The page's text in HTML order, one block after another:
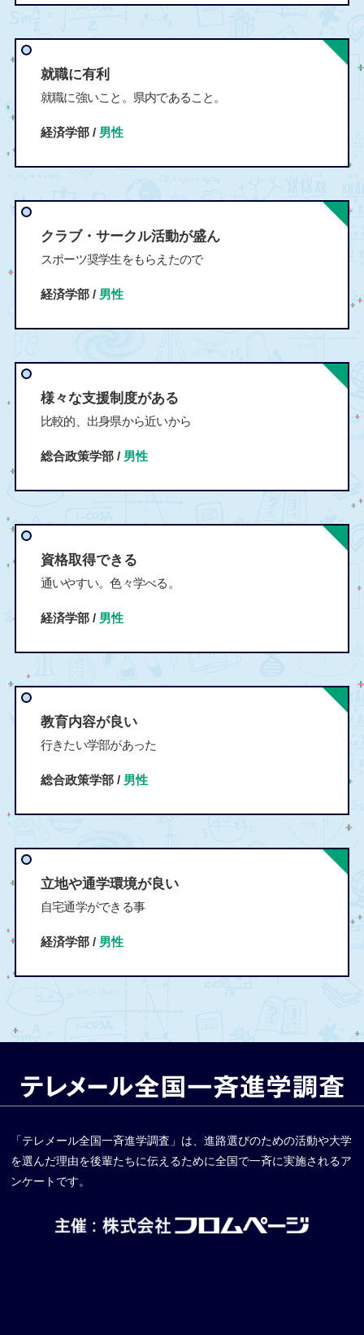
就職に有利
就職に強いこと。県内であること。
経済学部 / 男性
クラブ・サークル活動が盛ん
スポーツ奨学生をもらえたので
経済学部 / 男性
様々な支援制度がある
比較的、出身県から近いから
総合政策学部 / 男性
資格取得できる
通いやすい。色々学べる。
経済学部 / 男性
教育内容が良い
行きたい学部があった
総合政策学部 / 男性
立地や通学環境が良い
自宅通学ができる事
経済学部 / 男性
「テレメール全国一斉進学調査」は、進路選びのための活動や大学
を選んだ理由を後輩たちに伝えるために全国で一斉に実施されるア
ンケートです。